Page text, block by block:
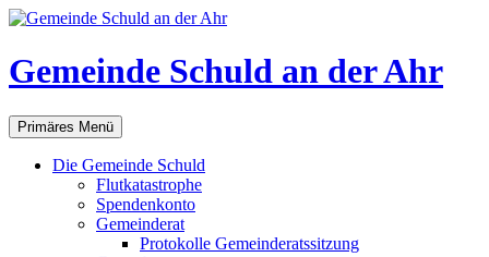
Gemeinde Schuld an der Ahr
Suchen
Primäres Menü Zum
Inhalt
springen
Die Gemeinde Schuld
Flutkatastrophe
Spendenkonto
Gemeinderat
Protokolle Gemeinderatssitzung